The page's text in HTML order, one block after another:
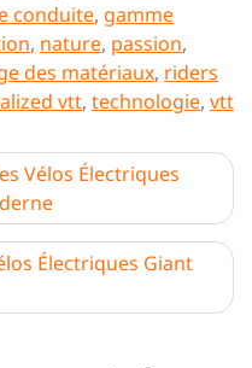
conduite, gamme
, nature, passion,
des matériaux, riders
vtt, technologie, vtt
Vélos Électriques
Électriques Giant